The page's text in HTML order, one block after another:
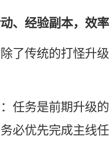
、经验副本，效
了传统的打怪升
任务是前期升级
必优先完成主线